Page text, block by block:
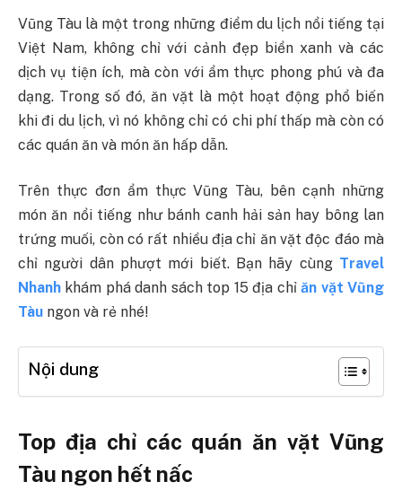
Vũng Tàu là một trong những điểm du lịch nổi tiếng tại
Việt Nam, không chỉ với cảnh đẹp biển xanh và các
dịch vụ tiện ích, mà còn với ẩm thực phong phú và đa
dạng. Trong số đó, ăn vặt là một hoạt động phổ biến
khi đi du lịch, vì nó không chỉ có chi phí thấp mà còn có
các quán ăn và món ăn hấp dẫn.
Trên thực đơn ẩm thực Vũng Tàu, bên cạnh những
món ăn nổi tiếng như bánh canh hải sản hay bông lan
trứng muối, còn có rất nhiều địa chỉ ăn vặt độc đáo mà
chỉ người dân phượt mới biết. Bạn hãy cùng Travel
Nhanh khám phá danh sách top 15 địa chỉăn vặt Vũng
Tàu ngon và rẻ nhé!
Nội dung
Top địa chỉ các quán ăn vặt Vũng
Tàu ngon hết nấc